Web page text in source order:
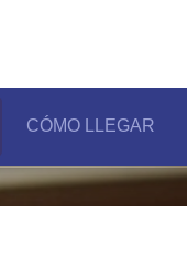
CÓMO LLEGAR